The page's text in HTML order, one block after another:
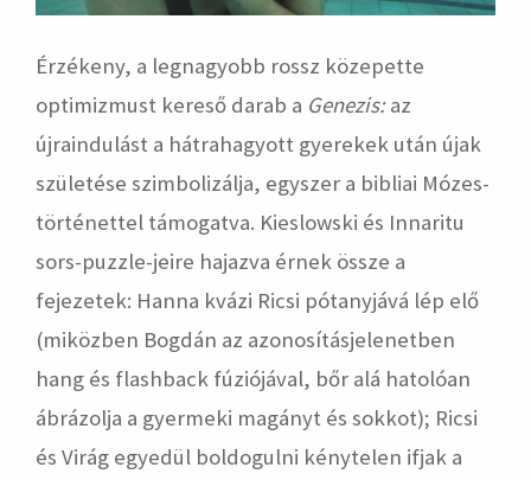
Érzékeny, a legnagyobb rossz közepette
optimizmust kereső darab a Genezis:az
újraindulást a hátrahagyott gyerekek után újak
születése szimbolizálja, egyszer a bibliai Mózes-
történettel támogatva. Kieslowski és Innaritu
sors-puzzle-jeire hajazva érnek össze a
fejezetek: Hanna kvázi Ricsi pótanyjává lép elő
(miközben Bogdán az azonosításjelenetben
hang és flashback fúziójával, bőr alá hatolóan
ábrázolja a gyermeki magányt és sokkot); Ricsi
és Virág egyedül boldogulni kénytelen ifjak a